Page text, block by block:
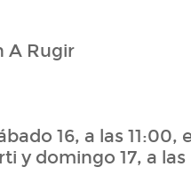
A Rugir
16, a las
y domingo 17, a